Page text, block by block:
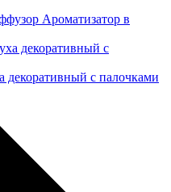
Ароматизатор в
декоративный с палочками